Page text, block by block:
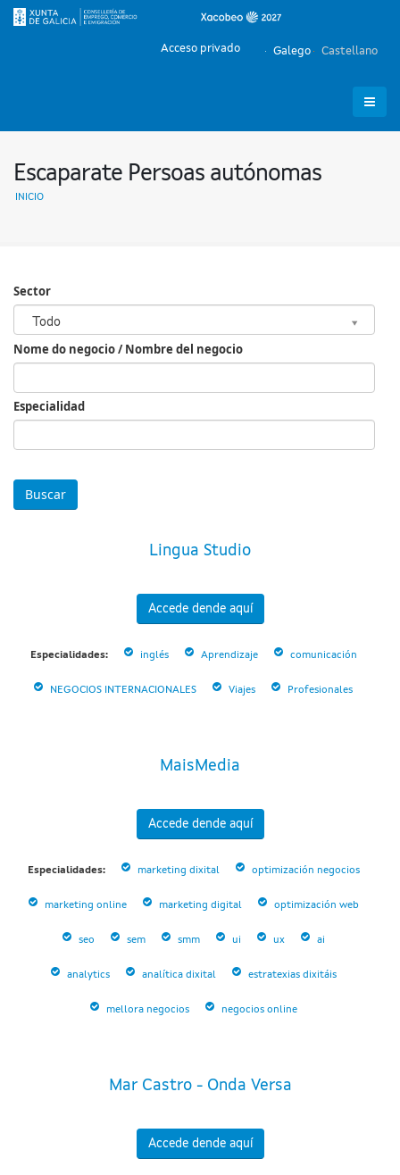
Galego Castellano
Acceso privado
Escaparate Persoas autónomas
INICIO
Sector
Todo
Sector
Nome do negocio / Nombre del negocio
Especialidad
Lingua Studio
Accede dende aquí
Especialidades: inglés Aprendizaje comunicación
NEGOCIOS INTERNACIONALES Viajes Profesionales
MaisMedia
Accede dende aquí
Especialidades: marketing dixital optimización negocios
marketing online marketing digital optimización web
seo sem smm ui ux ai
analytics analítica dixital estratexias dixitáis
mellora negocios negocios online
Mar Castro - Onda Versa
Accede dende aquí